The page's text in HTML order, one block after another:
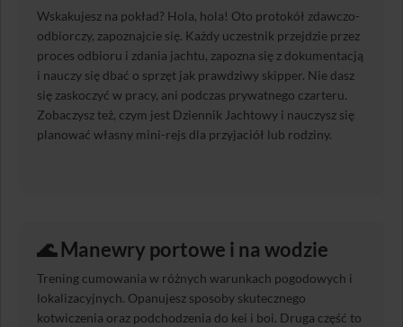
Wskakujesz na pokład? Hola, hola! Oto protokół zdawczo-
odbiorczy, zapoznajcie się. Każdy uczestnik przejdzie przez
proces odbioru i zdania jachtu, zapozna się z dokumentacją
i nauczy się dbać o sprzęt jak prawdziwy skipper. Nie dasz
się zaskoczyć w pracy, ani podczas prywatnego czarteru.
Zobaczysz też, czym jest Dziennik Jachtowy i nauczysz się
planować własny mini-rejs dla przyjaciół lub rodziny.
🌊 Manewry portowe i na wodzie
Trening cumowania w różnych warunkach pogodowych i
lokalizacyjnych. Opanujesz sposoby skutecznego
kotwiczenia oraz podchodzenia do kei i boi. Druga część to